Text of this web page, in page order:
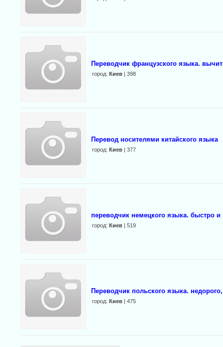
Переводчик французского языка.
город: Киев| 398
Перевод носителями китайского языка
город: Киев| 377
переводчик немецкого языка. быстро и
город: Киев| 519
Переводчик польского языка.
город: Киев| 475